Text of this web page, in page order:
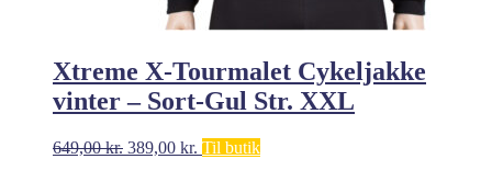
Xtreme X-Tourmalet Cykeljakke
vinter – Sort-Gul Str. XXL
649,00kr. Den
389,00 kr. Den
Til butik